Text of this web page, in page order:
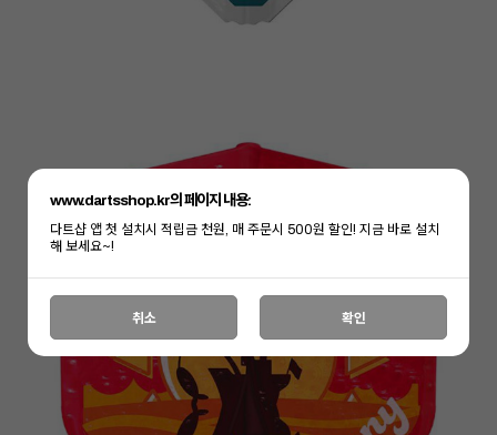
이코 라이프 하
www.dartsshop.kr의 페이지 내용:
다트샵 앱 첫 설치시 적립금 천원, 매 주문시 500원 할인! 지금 바로 설치
해 보세요~!
취소 확인